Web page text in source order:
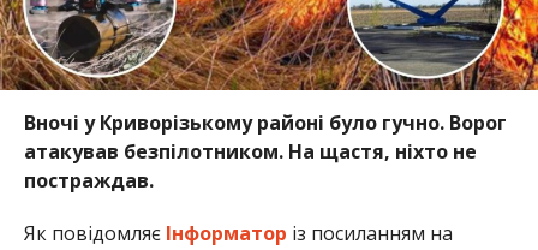
Вночі у Криворізькому районі було гучно. Ворог
атакував безпілотником. На щастя, ніхто не
постраждав.
Як повідомляє Інформатор із посиланням на